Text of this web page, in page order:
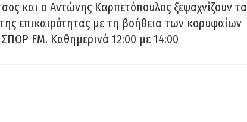
και ο Αντώνης Καρπετόπουλος ξεψαχνίζουν τα
επικαιρότητας με τη βοήθεια των κορυφαίων
FM. Καθημερινά 12:00 με 14:00